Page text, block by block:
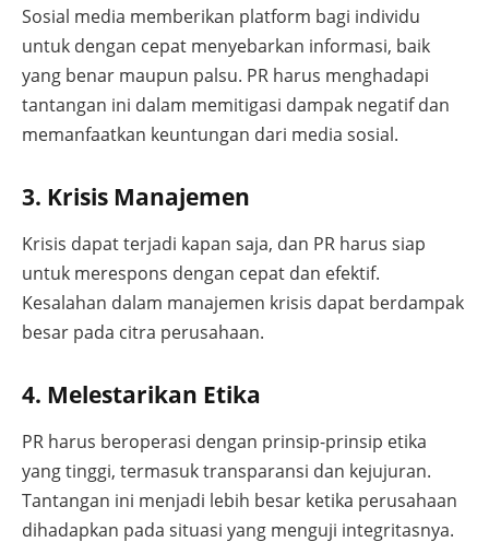
Sosial media memberikan platform bagi individu
untuk dengan cepat menyebarkan informasi, baik
yang benar maupun palsu. PR harus menghadapi
tantangan ini dalam memitigasi dampak negatif dan
memanfaatkan keuntungan dari media sosial.
3. Krisis Manajemen
Krisis dapat terjadi kapan saja, dan PR harus siap
untuk merespons dengan cepat dan efektif.
Kesalahan dalam manajemen krisis dapat berdampak
besar pada citra perusahaan.
4. Melestarikan Etika
PR harus beroperasi dengan prinsip-prinsip etika
yang tinggi, termasuk transparansi dan kejujuran.
Tantangan ini menjadi lebih besar ketika perusahaan
dihadapkan pada situasi yang menguji integritasnya.